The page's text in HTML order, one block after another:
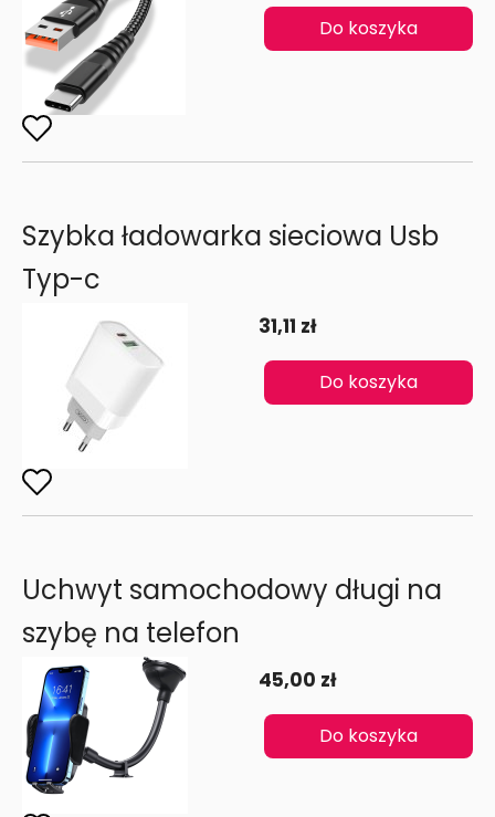
Do koszyka
Szybka ładowarka sieciowa Usb
Typ-c
31,11 zł
Do koszyka
Uchwyt samochodowy długi na
szybę na telefon
45,00 zł
Do koszyka